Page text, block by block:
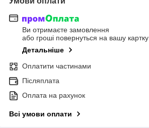
Ви отримаєте замовлення
або гроші повернуться на вашу картку
Детальніше
Оплатити частинами
Післяплата
Оплата на рахунок
Всі умови оплати